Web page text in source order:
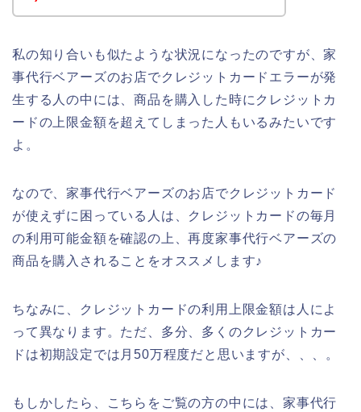
私の知り合いも似たような状況になったのですが、家
事代行ベアーズのお店でクレジットカードエラーが発
生する人の中には、商品を購入した時にクレジットカ
ードの上限金額を超えてしまった人もいるみたいです
よ。
なので、家事代行ベアーズのお店でクレジットカード
が使えずに困っている人は、クレジットカードの毎月
の利用可能金額を確認の上、再度家事代行ベアーズの
商品を購入されることをオススメします♪
ちなみに、クレジットカードの利用上限金額は人によ
って異なります。ただ、多分、多くのクレジットカー
ドは初期設定では月50万程度だと思いますが、、、。
もしかしたら、こちらをご覧の方の中には、家事代行